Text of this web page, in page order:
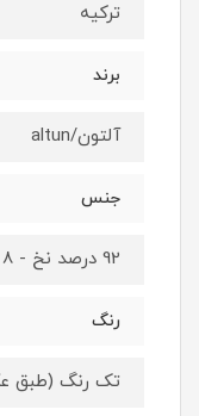
ترکیه
برند
آلتون/altun
جنس
92 درصد نخ - 8 درصد الستان
رنگ
تک رنگ (طبق